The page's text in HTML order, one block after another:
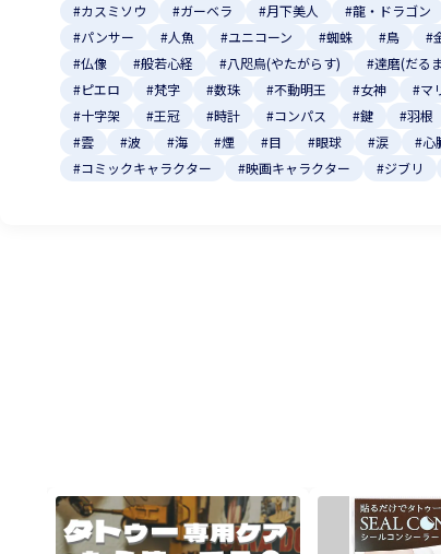
#カスミソウ
#ガーベラ #月下美人 #龍・ドラゴン
#パンサー
#人魚 #ユニコーン #蜘蛛 #鳥 #
#仏像
#般若心経 #八咫烏(やたがらす) #達磨(だる
#ピエロ
#梵字 #数珠 #不動明王 #女神 #マ
#十字架
#王冠 #時計 #コンパス #鍵 #羽根
#雲
#波 #海 #煙 #目 #眼球 #涙 #心
#コミックキャラクター
#映画キャラクター #ジブリ